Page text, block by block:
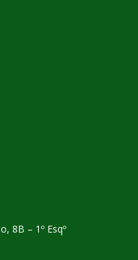
8B – 1º Esqº